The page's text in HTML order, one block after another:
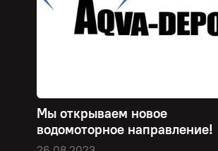
Мы открываем новое
водомоторное направление!